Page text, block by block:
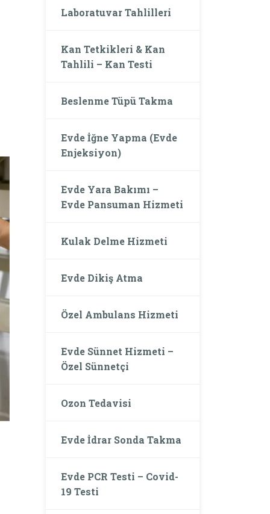
Laboratuvar Tahlilleri
Kan Tetkikleri & Kan
Tahlili – Kan Testi
Beslenme Tüpü Takma
Evde İğne Yapma (Evde
Enjeksiyon)
Evde Yara Bakımı –
Evde Pansuman Hizmeti
Kulak Delme Hizmeti
Evde Dikiş Atma
Özel Ambulans Hizmeti
Evde Sünnet Hizmeti –
Özel Sünnetçi
Ozon Tedavisi
Evde İdrar Sonda Takma
Evde PCR Testi – Covid-
19 Testi